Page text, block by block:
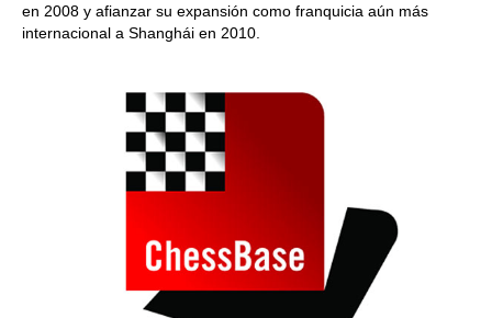
en 2008 y afianzar su expansión como franquicia aún más
internacional a Shanghái en 2010.